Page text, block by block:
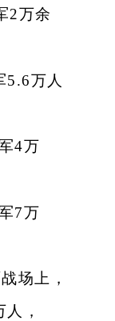
2万余
5.6万人
4万
7万
场上，
，